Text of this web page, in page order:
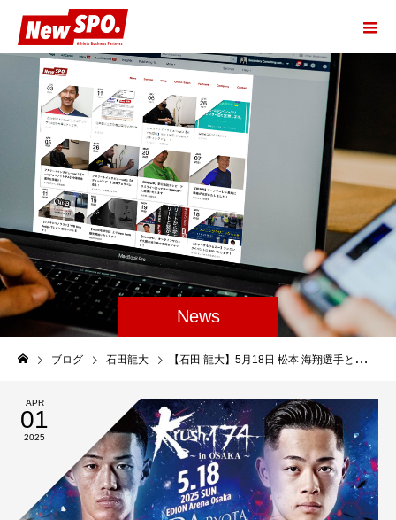
News
ブログ 石田龍大 【石田 龍大】5月18日 松本 海翔選手と対戦！
APR
01
2025